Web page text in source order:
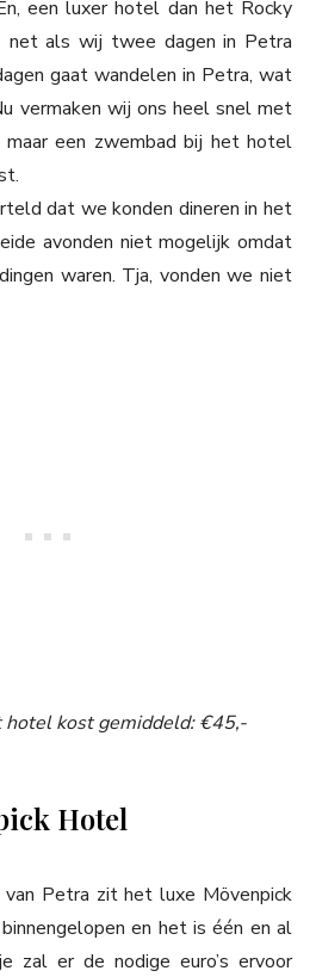
een luxer hotel dan het Rocky
net als wij twee dagen in Petra
gaat wandelen in Petra, wat
vermaken wij ons heel snel met
een zwembad bij het hotel
dat we konden dineren in het
avonden niet mogelijk omdat
waren. Tja, vonden we niet
hotel kost gemiddeld: €45,-
Hotel
Petra zit het luxe Mövenpick
en het is één en al
zal er de nodige euro’s ervoor